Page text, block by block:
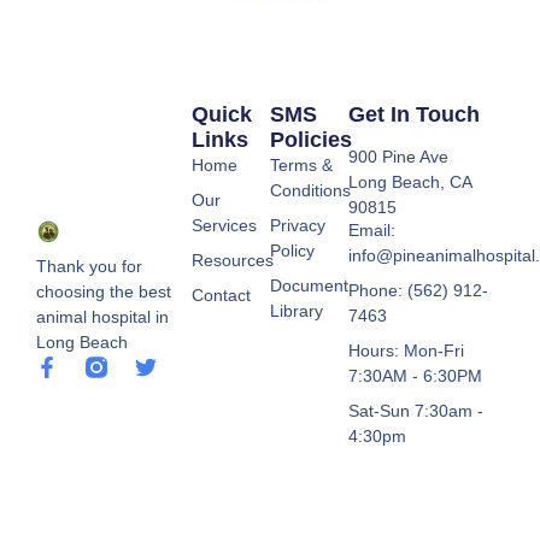
Thank you for
choosing the best
animal hospital in
Long Beach
SMS
Policies
Terms &
Conditions
Privacy
Policy
Document
Library
Quick
Links
Home
Our
Services
Resources
Contact
Get In Touch
900 Pine Ave
Long Beach, CA
90815
Email:
Phone: (562) 912-
7463
Hours: Mon-Fri
7:30AM - 6:30PM
Sat-Sun 7:30am -
4:30pm